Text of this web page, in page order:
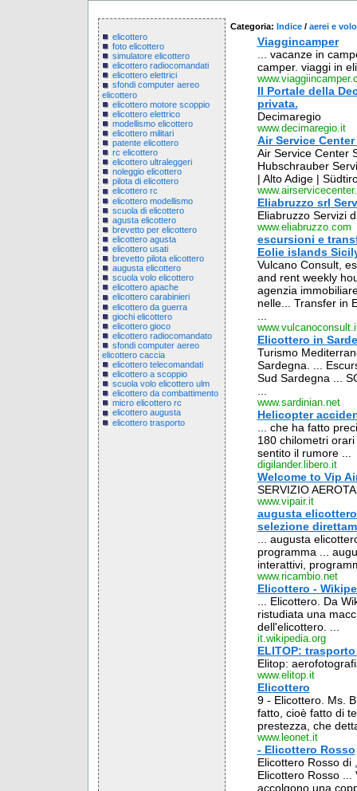
elicottero
foto elicottero
simulatore elicottero
elicottero radiocomandati
elicottero elettrici
sfondi computer aereo
elicottero
elicottero motore scoppio
elicottero elettrico
modellismo elicottero
elicottero militari
patente elicottero
rc elicottero
elicottero ultraleggeri
noleggio elicottero
pilota di elicottero
elicottero rc
elicottero modellismo
scuola di elicottero
agusta elicottero
brevetto per elicottero
elicottero agusta
elicottero usati
brevetto pilota elicottero
augusta elicottero
scuola volo elicottero
elicottero apache
elicottero carabinieri
elicottero da guerra
giochi elicottero
elicottero gioco
elicottero radiocomandato
sfondi computer aereo
elicottero caccia
elicottero telecomandati
elicottero a scoppio
scuola volo elicottero ulm
elicottero da combattimento
micro elicottero rc
elicottero augusta
elicottero trasporto
Categoria: Indice / aerei e volo
Viaggincamper
... vacanze in
camper. viaggi in
Il Portale della
privata.
Decimaregio
www.decimaregio.it
Air Service
Air Service Center
Hubschrauber
| Alto Adige |
Eliabruzzo srl
Eliabruzzo Servizi
www.eliabruzzo.com
escursioni e
Eolie islands
Vulcano Consult,
and rent weekly
agenzia
nelle... Transfer in
Elicottero in
Turismo
Sardegna. ...
Sud Sardegna ...
www.sardinian.net
Helicopter
... che ha fatto
180 chilometri
sentito il rumore ...
digilander.libero.it
Welcome to Vip
SERVIZIO
www.vipair.it
augusta
selezione
... augusta
programma ...
interattivi,
www.ricambio.net
Elicottero -
... Elicottero. Da
ristudiata una
dell'elicottero. ...
it.wikipedia.org
ELITOP:
Elitop:
www.elitop.it
Elicottero
9 - Elicottero. Ms.
fatto, cioè fatto di
prestezza, che
www.leonet.it
- Elicottero Rosso
Elicottero Rosso di
Elicottero Rosso
accolgono una